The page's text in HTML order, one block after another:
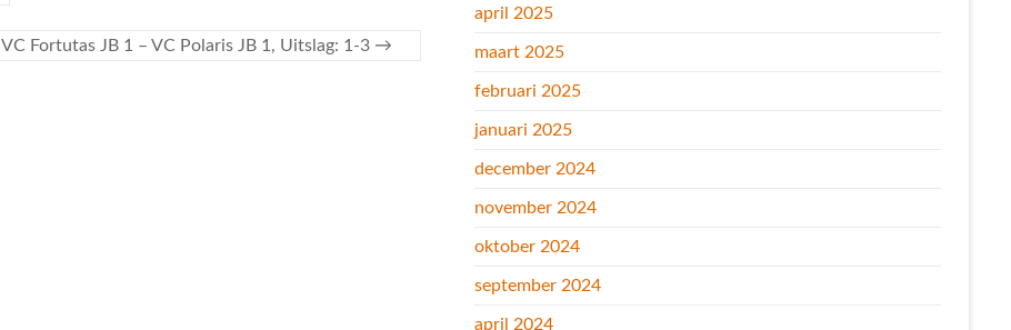
VC Fortutas JB 1 – VC Polaris JB 1, Uitslag: 1-3 →
april 2025
maart 2025
februari 2025
januari 2025
december 2024
november 2024
oktober 2024
september 2024
april 2024